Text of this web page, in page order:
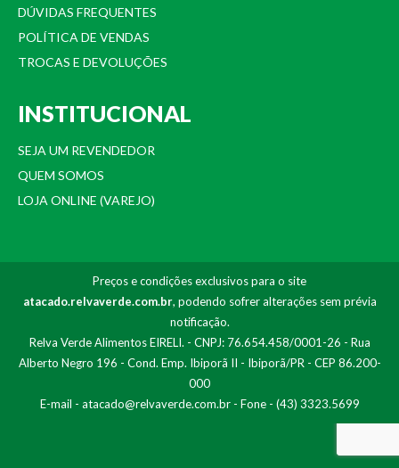
DÚVIDAS FREQUENTES
POLÍTICA DE VENDAS
TROCAS E DEVOLUÇÕES
INSTITUCIONAL
SEJA UM REVENDEDOR
QUEM SOMOS
LOJA ONLINE (VAREJO)
Preços e condições exclusivos para o site
atacado.relvaverde.com.br, podendo sofrer alterações sem prévia
notificação.
Relva Verde Alimentos EIRELI. - CNPJ: 76.654.458/0001-26 - Rua
Alberto Negro 196 - Cond. Emp. Ibiporã II - Ibiporã/PR - CEP 86.200-
000
E-mail - atacado@relvaverde.com.br- Fone - (43) 3323.5699